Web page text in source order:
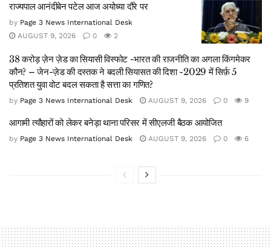
राज्यपाल आनंदीबेन पटेल आज अयोध्या दौरे पर
by Page 3 News International Desk
AUGUST 9, 2026
0 2
38 करोड़ ज़ेन ज़ेड का सियासी विस्फोट -भारत की राजनीति का अगला किंगमेकर
कौन? – जेन-ज़ेड की दस्तक ने बदली सियासत की दिशा -2029 में सिर्फ़ 5
प्रतिशत युवा वोट बदल सकता है सत्ता का गणित?
by Page 3 News International Desk AUGUST 9, 2026 0 9
आगामी त्यौहारों को लेकर बनेड़ा थाना परिसर में सीएलजी बैठक आयोजित
by Page 3 News International Desk AUGUST 9, 2026 0 6